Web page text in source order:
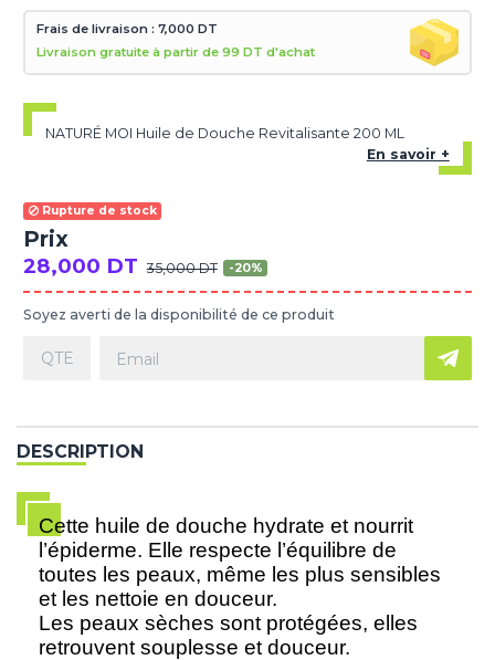
Frais de livraison : 7,000 DT
Livraison gratuite à partir de 99 DT d'achat
NATURÉ MOI Huile de Douche Revitalisante 200 ML
En savoir +
Rupture de stock
Prix
28,000 DT 35,000 DT -20%
Soyez averti de la disponibilité de ce produit
DESCRIPTION
Cette huile de douche hydrate et nourrit
l’épiderme. Elle respecte l’équilibre de
toutes les peaux, même les plus sensibles
et les nettoie en douceur.
Les peaux sèches sont protégées, elles
retrouvent souplesse et douceur.